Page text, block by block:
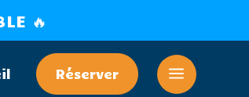
🔥
Réserver a